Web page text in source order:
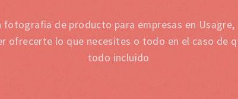
de producto para empresas en
ofrecerte lo que necesites o todo en el caso de
todo incluido